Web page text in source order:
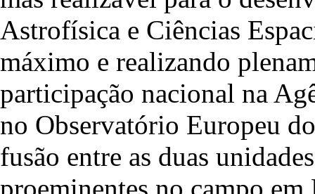
Astrofísica e Ciências
máximo e realizando
participação nacional na
no Observatório Europeu
fusão entre as duas
proeminentes no campo